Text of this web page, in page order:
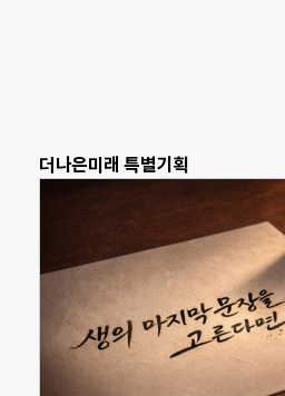
더나은미래 특별기획